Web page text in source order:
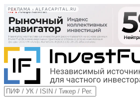
РЕКЛАМА • ALFACAPITAL.RU